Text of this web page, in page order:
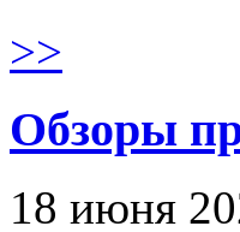
>>
Обзоры
18 июня